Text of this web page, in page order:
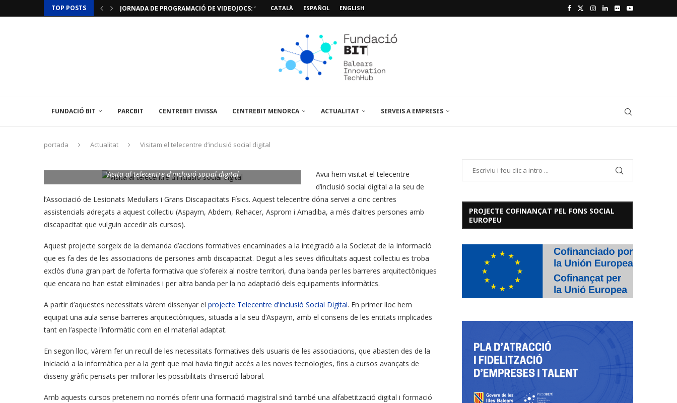
TOP POSTS
JORNADA DE PROGRAMACIÓ DE VIDEOJOCS: “MISSIÓ POSIDÒNIA PRO”
CATALÀ ESPAÑOL ENGLISH
FUNDACIÓ BIT PARCBIT CENTREBIT EIVISSA CENTREBIT MENORCA ACTUALITAT SERVEIS A EMPRESES
portada Actualitat Visitam el telecentre d’inclusió social digital
Visita al telecentre d'inclusió social digital
Avui hem visitat el telecentre
d’inclusió social digital a la seu de
l’Associació de Lesionats Medul·lars i Grans Discapacitats Físics. Aquest telecentre dóna servei a cinc centres
assistencials adreçats a aquest col·lectiu (Aspaym, Abdem, Rehacer, Asprom i Amadiba, a més d’altres persones amb
discapacitat que vulguin accedir als cursos).
Aquest projecte sorgeix de la demanda d’accions formatives encaminades a la integració a la Societat de la Informació
que es fa des de les associacions de persones amb discapacitat. Degut a les seves dificultats aquest col·lectiu es troba
exclòs d’una gran part de l’oferta formativa que s’ofereix al nostre territori, d’una banda per les barreres arquitectòniques
que encara no han estat eliminades i per altra banda per la no adaptació dels equipaments informàtics.
A partir d’aquestes necessitats vàrem dissenyar el projecte Telecentre d’Inclusió Social Digital. En primer lloc hem
equipat una aula sense barreres arquitectòniques, situada a la seu d’Aspaym, amb el consens de les entitats implicades
tant en l’aspecte l’informàtic com en el material adaptat.
En segon lloc, vàrem fer un recull de les necessitats formatives dels usuaris de les associacions, que abasten des de la
iniciació a la informàtica per a la gent que mai havia tingut accés a les noves tecnologies, fins a cursos avançats de
disseny gràfic pensats per millorar les possibilitats d’inserció laboral.
Amb aquests cursos pretenem no només oferir una formació magistral sinó també una alfabetització digital i formació
PROJECTE COFINANÇAT PEL FONS SOCIAL
EUROPEU